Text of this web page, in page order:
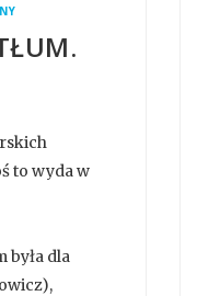
to wyda w
była dla